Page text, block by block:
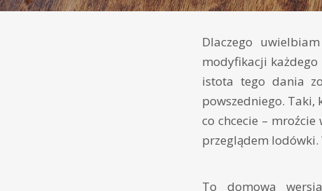
Dlaczego
modyfikacji każdego
istota tego dania
powszedniego. Taki,
co chcecie –
przeglądem lodówki.
To domowa